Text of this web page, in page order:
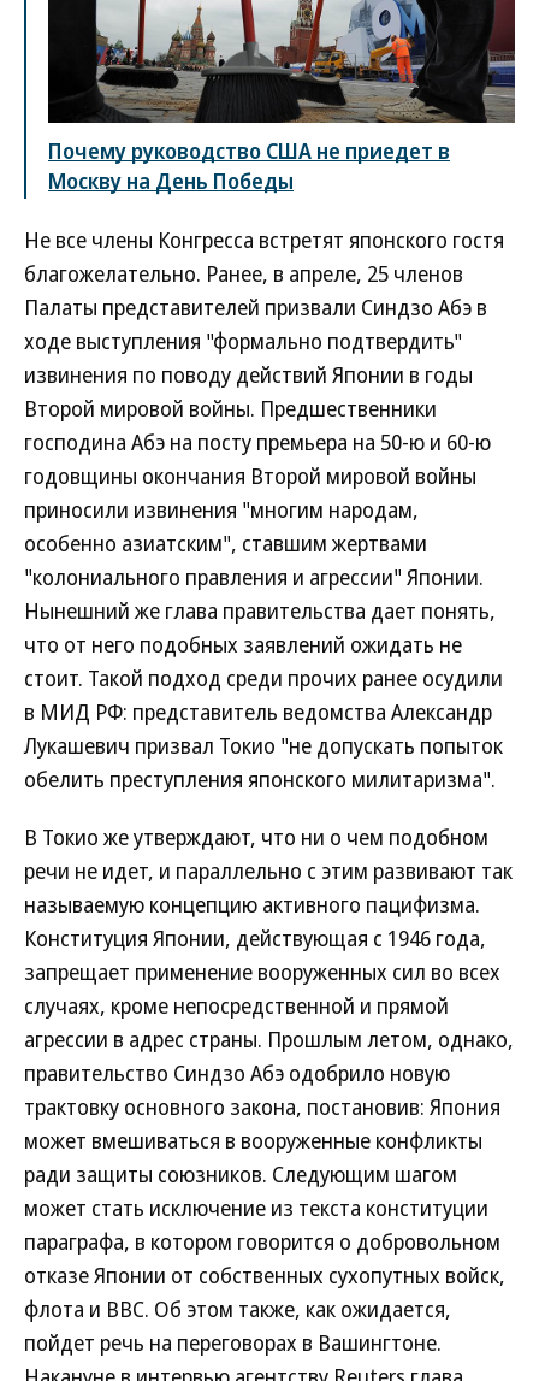
Почему руководство США не приедет в
Москву на День Победы
Не все члены Конгресса встретят японского гостя
благожелательно. Ранее, в апреле, 25 членов
Палаты представителей призвали Синдзо Абэ в
ходе выступления "формально подтвердить"
извинения по поводу действий Японии в годы
Второй мировой войны. Предшественники
господина Абэ на посту премьера на 50-ю и 60-ю
годовщины окончания Второй мировой войны
приносили извинения "многим народам,
особенно азиатским", ставшим жертвами
"колониального правления и агрессии" Японии.
Нынешний же глава правительства дает понять,
что от него подобных заявлений ожидать не
стоит. Такой подход среди прочих ранее осудили
в МИД РФ: представитель ведомства Александр
Лукашевич призвал Токио "не допускать попыток
обелить преступления японского милитаризма".
В Токио же утверждают, что ни о чем подобном
речи не идет, и параллельно с этим развивают так
называемую концепцию активного пацифизма.
Конституция Японии, действующая с 1946 года,
запрещает применение вооруженных сил во всех
случаях, кроме непосредственной и прямой
агрессии в адрес страны. Прошлым летом, однако,
правительство Синдзо Абэ одобрило новую
трактовку основного закона, постановив: Япония
может вмешиваться в вооруженные конфликты
ради защиты союзников. Следующим шагом
может стать исключение из текста конституции
параграфа, в котором говорится о добровольном
отказе Японии от собственных сухопутных войск,
флота и ВВС. Об этом также, как ожидается,
пойдет речь на переговорах в Вашингтоне.